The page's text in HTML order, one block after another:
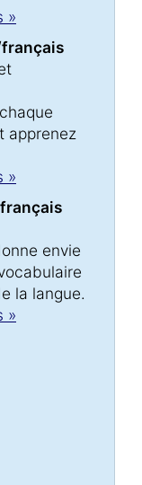
»
apprenez
»
envie
la langue.
»